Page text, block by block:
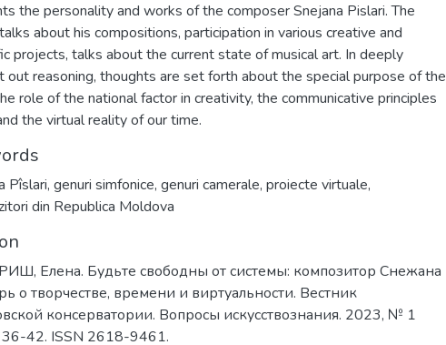
the personality and works of the composer Snejana Pislari. The
about his compositions, participation in various creative and
projects, talks about the current state of musical art. In deeply
out reasoning, thoughts are set forth about the special purpose of the
role of the national factor in creativity, the communicative principles
the virtual reality of our time.
Pîslari, genuri simfonice, genuri camerale, proiecte virtuale,
din Republica Moldova
Елена. Будьте свободны от системы: композитор Снежана
о творчестве, времени и виртуальности. Вестник
консерватории. Вопросы искусствознания. 2023, № 1
36-42. ISSN 2618-9461.